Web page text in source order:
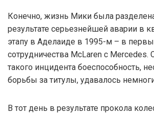
Конечно, жизнь Мики была
результате серьезнейшей аварии в
этапу в Аделаиде в 1995-м – в
сотрудничества McLaren с Mercedes.
такого инцидента боеспособность,
борьбы за титулы, удавалось
В тот день в результате прокола